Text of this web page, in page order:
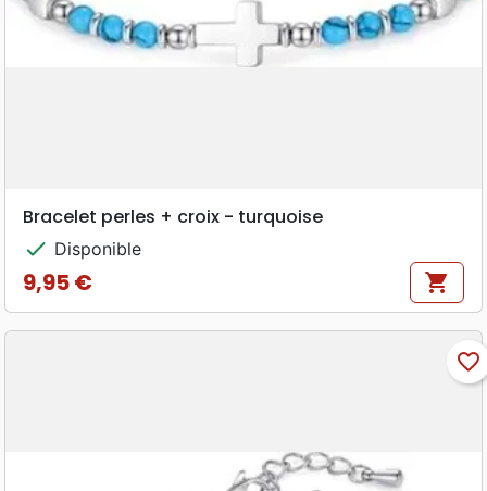
Bracelet perles + croix - turquoise
check Disponible
Prix
9,95 € shopping_cart
favorite_border